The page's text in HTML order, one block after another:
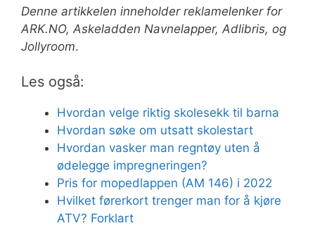
Denne artikkelen inneholder reklamelenker for
ARK.NO, Askeladden Navnelapper, Adlibris, og
Jollyroom.
Les også:
Hvordan velge riktig skolesekk til barna
Hvordan søke om utsatt skolestart
Hvordan vasker man regntøy uten å
ødelegge impregneringen?
Pris for mopedlappen (AM 146) i 2022
Hvilket førerkort trenger man for å kjøre
ATV? Forklart